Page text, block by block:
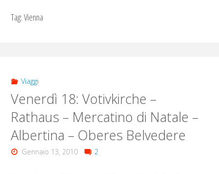
Tag:Vienna
Viaggi
Venerdì 18: Votivkirche –
Rathaus – Mercatino di Natale –
Albertina – Oberes Belvedere
Gennaio 13, 2010 2